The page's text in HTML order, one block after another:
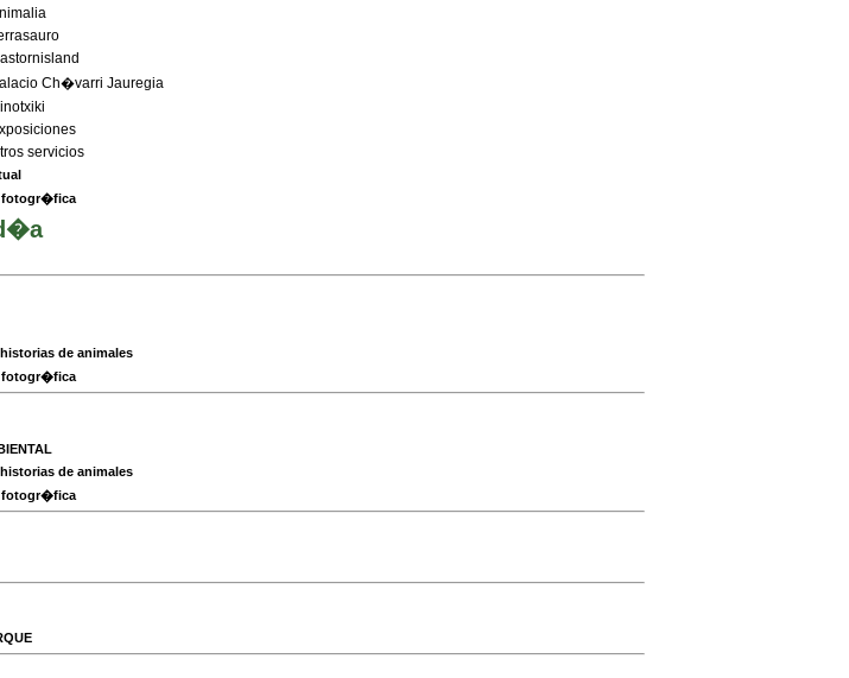
Ch�varri Jauregia
servicios
fotogr�fica
de animales
fotogr�fica
de animales
fotogr�fica